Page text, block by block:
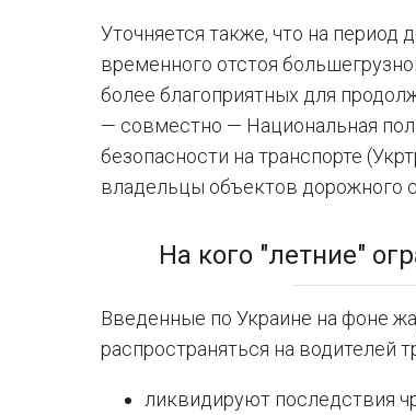
Уточняется также, что на период
временного отстоя
более благоприятных для
— совместно — Национальная
безопасности на транспорте
владельцы объектов дорожного
На кого "летние"
Введенные по Украине на фоне
распространяться на водителей
ликвидируют последствия